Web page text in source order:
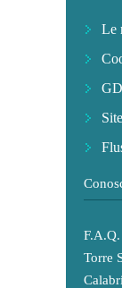
Le
F.A.Q.
Torre